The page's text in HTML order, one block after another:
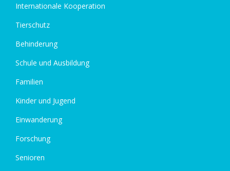
Internationale Kooperation
Tierschutz
Behinderung
Schule und Ausbildung
Familien
Kinder und Jugend
Einwanderung
Forschung
Senioren